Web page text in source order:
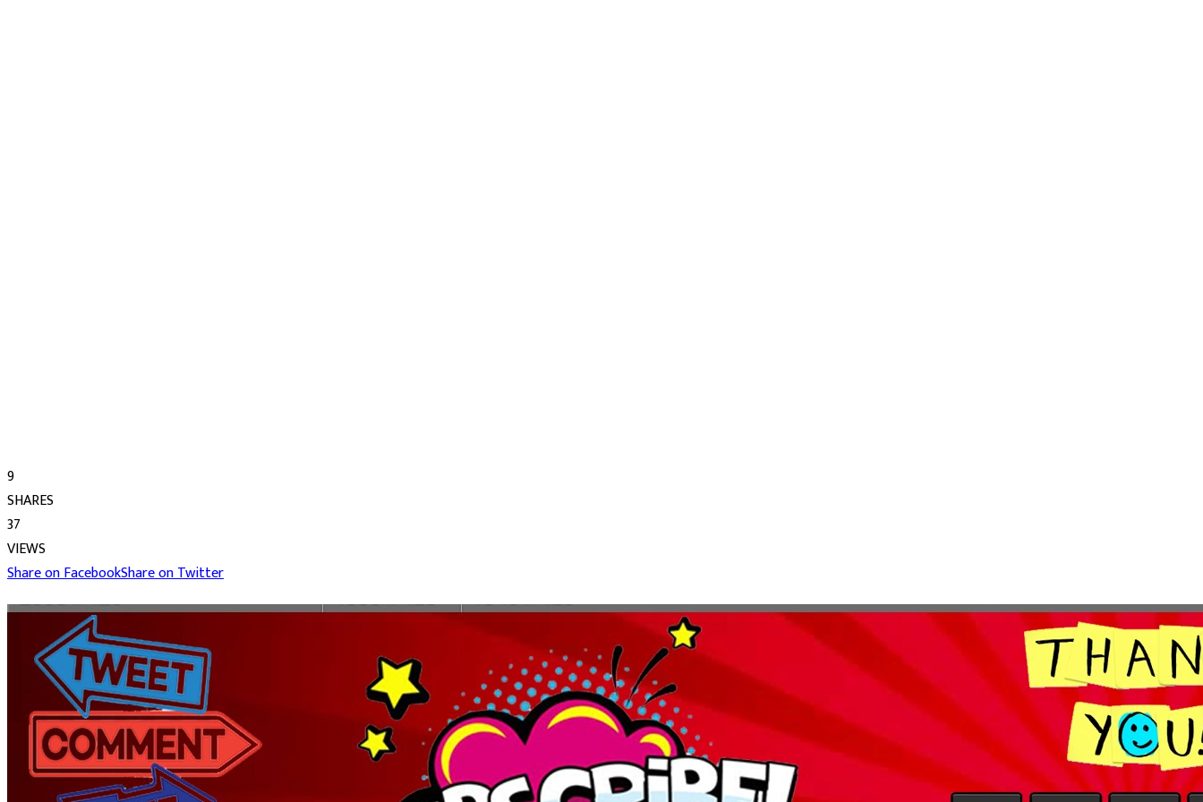
9
SHARES
37
VIEWS
Share on FacebookShare on Twitter